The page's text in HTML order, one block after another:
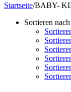
Startseite/BABY-
Sortieren nach